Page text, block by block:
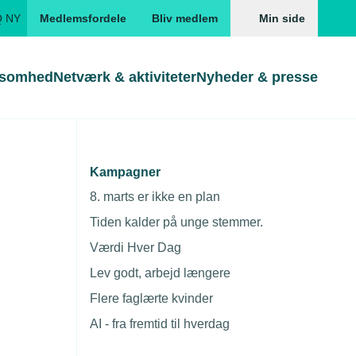
NY Medlemsfordele Bliv medlem Min side
Gå direkte til
Skabeloner og kontrakter
Beregn opsigelsesvarsel
Gå direkte til
Skabeloner
TEKNIQ app
Netværk & aktiviteterNyheder & presse
Kampagner
8. marts er ikke en plan
Tiden kalder på unge stemmer.
Værdi Hver Dag
Lev godt, arbejd længere
Flere faglærte kvinder
AI - fra fremtid til hverdag